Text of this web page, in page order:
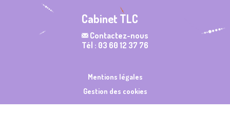
Cabinet TLC
Contactez-nous
Tél : 03 60 12 37 76
Mentions légales
Gestion des cookies